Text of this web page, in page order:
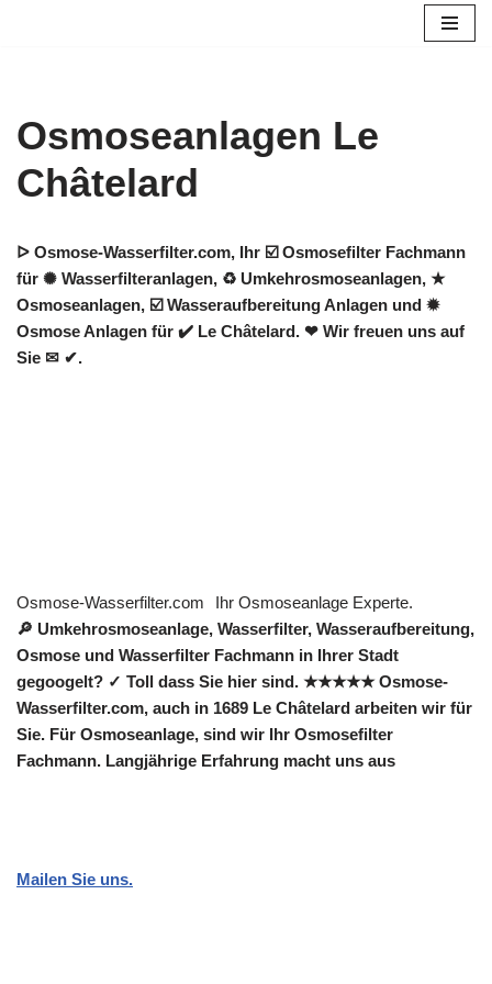
Osmoseanlagen Le
Châtelard
ᐅ Osmose-Wasserfilter.com, Ihr ☑️ Osmosefilter Fachmann
für ✺ Wasserfilteranlagen, ♻ Umkehrosmoseanlagen, ★
Osmoseanlagen, ☑️ Wasseraufbereitung Anlagen und ✹
Osmose Anlagen für ✔️ Le Châtelard. ❤ Wir freuen uns auf
Sie ✉ ✔.
Osmose-Wasserfilter.com
Ihr Osmoseanlage Experte.
🔎 Umkehrosmoseanlage, Wasserfilter, Wasseraufbereitung,
Osmose und Wasserfilter Fachmann in Ihrer Stadt
gegoogelt? ✓ Toll dass Sie hier sind. ★★★★★ Osmose-
Wasserfilter.com, auch in 1689 Le Châtelard arbeiten wir für
Sie. Für Osmoseanlage, sind wir Ihr Osmosefilter
Fachmann. Langjährige Erfahrung macht uns aus
Mailen Sie uns.